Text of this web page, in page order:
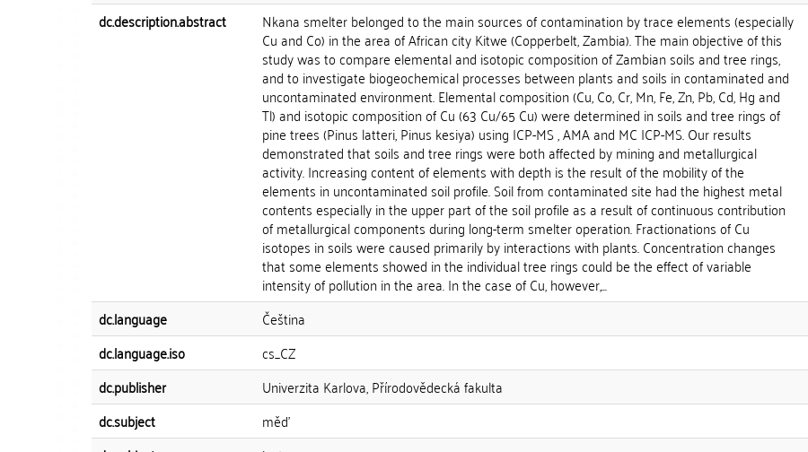
dc.description.abstract Nkana smelter belonged to the main sources of contamination by trace elements (especially
Cu and Co) in the area of African city Kitwe (Copperbelt, Zambia). The main objective of this
study was to compare elemental and isotopic composition of Zambian soils and tree rings,
and to investigate biogeochemical processes between plants and soils in contaminated and
uncontaminated environment. Elemental composition (Cu, Co, Cr, Mn, Fe, Zn, Pb, Cd, Hg and
Tl) and isotopic composition of Cu (63 Cu/65 Cu) were determined in soils and tree rings of
pine trees (Pinus latteri, Pinus kesiya) using ICP-MS , AMA and MC ICP-MS. Our results
demonstrated that soils and tree rings were both affected by mining and metallurgical
activity. Increasing content of elements with depth is the result of the mobility of the
elements in uncontaminated soil profile. Soil from contaminated site had the highest metal
contents especially in the upper part of the soil profile as a result of continuous contribution
of metallurgical components during long-term smelter operation. Fractionations of Cu
isotopes in soils were caused primarily by interactions with plants. Concentration changes
that some elements showed in the individual tree rings could be the effect of variable
intensity of pollution in the area. In the case of Cu, however,...
dc.language Čeština
dc.language.iso
cs_CZ
dc.publisher
Univerzita Karlova, Přírodovědecká fakulta
dc.subject
měď